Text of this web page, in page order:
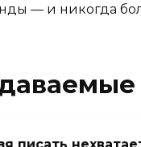
— и никогда